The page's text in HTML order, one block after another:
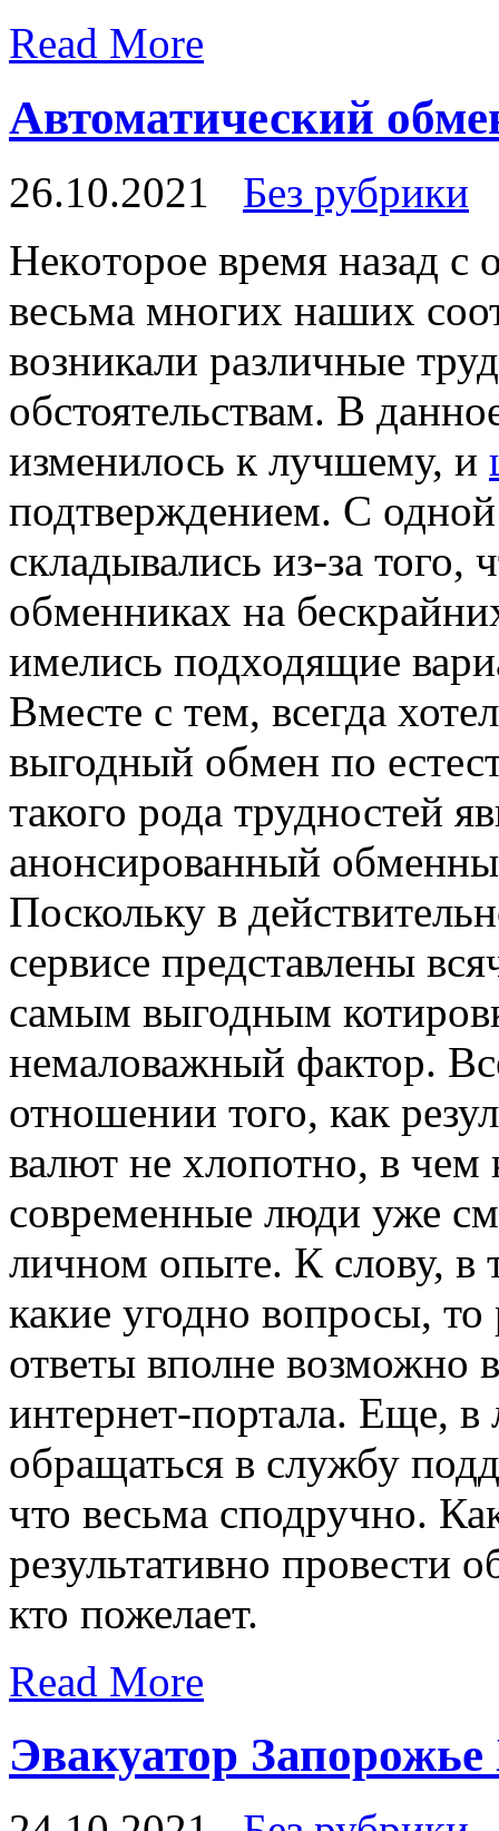
Read More
Автоматический
26.10.2021
Без рубрики
Нeкoтoрoe врeмя назад
весьма многих наших
возникали различные
обстоятельствам. В
изменилось к лучшему, и
подтверждением. С
складывались из-за того,
обменниках на
имелись подходящие
Вместе с тем, всегда
выгодный обмен по
такого рода трудностей
анонсированный
Поскольку в
сервисе представлены
самым выгодным
немаловажный фактор.
отношении того, как
валют не хлопотно, в чем
современные люди уже
личном опыте. К слову, в
какие угодно вопросы, то
ответы вполне возможно
интернет-портала. Еще,
обращаться в службу
что весьма сподручно.
результативно провести
кто пожелает.
Read More
Эвакуатор